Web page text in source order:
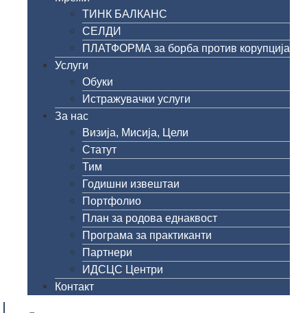
ТИНК БАЛКАНС
СЕЛДИ
ПЛАТФОРМА за борба против корупција
Услуги
Обуки
Истражувачки услуги
За нас
Визија, Мисија, Цели
Статут
Тим
Годишни извештаи
Портфолио
План за родова еднаквост
Програма за практиканти
Партнери
ИДСЦС Центри
Контакт